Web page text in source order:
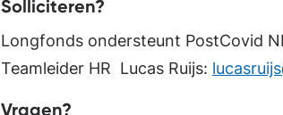
Solliciteren?
Longfonds ondersteunt PostCovid
Teamleider HR Lucas Ruijs:
Vragen?